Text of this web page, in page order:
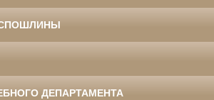
ДЕПАРТАМЕНТА